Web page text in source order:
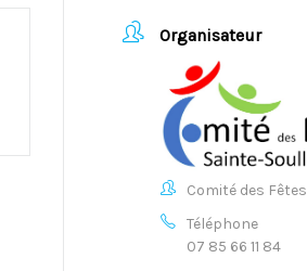
Organisateur
Comité des Fêtes
Téléphone
07 85 66 11 84